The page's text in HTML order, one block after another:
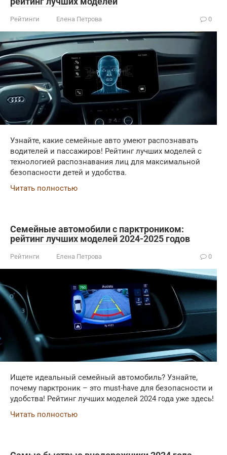
Рейтинги Елена Петрова 0
Узнайте, какие семейные авто умеют распознавать
водителей и пассажиров! Рейтинг лучших моделей с
технологией распознавания лиц для максимальной
безопасности детей и удобства.
Читать полностью
Семейные автомобили с парктроником:
рейтинг лучших моделей 2024-2025 годов
Рейтинги Елена Петрова 0
Ищете идеальный семейный автомобиль? Узнайте,
почему парктроник – это must-have для безопасности и
удобства! Рейтинг лучших моделей 2024 года уже здесь!
Читать полностью